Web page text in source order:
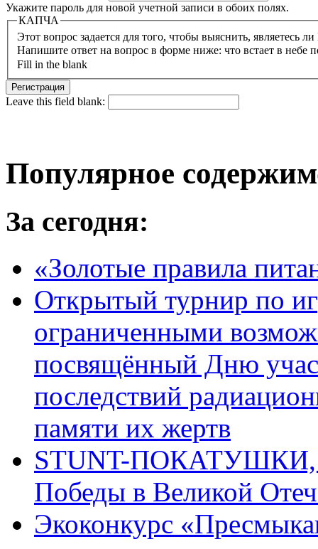
Укажите пароль для новой учетной записи в обоих полях.
КАПЧА
Напишите ответ на вопрос в форме ниже: что встает в небе
Fill in the blank
Leave this field blank:
Популярное
За сегодня:
«Золотые правила
Открытый турнир по
ограниченными
посвящённый Дню
последствий
памяти их жертв
STUNT-ПОКАТУШКИ,
Победы в Великой
Экоконкурс